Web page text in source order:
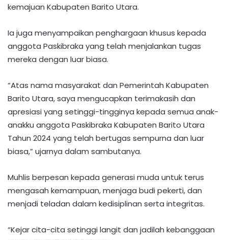
kemajuan Kabupaten Barito Utara.
Ia juga menyampaikan penghargaan khusus kepada
anggota Paskibraka yang telah menjalankan tugas
mereka dengan luar biasa.
“Atas nama masyarakat dan Pemerintah Kabupaten
Barito Utara, saya mengucapkan terimakasih dan
apresiasi yang setinggi-tingginya kepada semua anak-
anakku anggota Paskibraka Kabupaten Barito Utara
Tahun 2024 yang telah bertugas sempurna dan luar
biasa,” ujarnya dalam sambutanya.
Muhlis berpesan kepada generasi muda untuk terus
mengasah kemampuan, menjaga budi pekerti, dan
menjadi teladan dalam kedisiplinan serta integritas.
“Kejar cita-cita setinggi langit dan jadilah kebanggaan